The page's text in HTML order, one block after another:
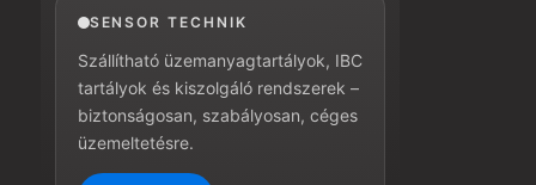
SENSOR TECHNIK
Szállítható üzemanyagtartályok, IBC
tartályok és kiszolgáló rendszerek –
biztonságosan, szabályosan, céges
üzemeltetésre.